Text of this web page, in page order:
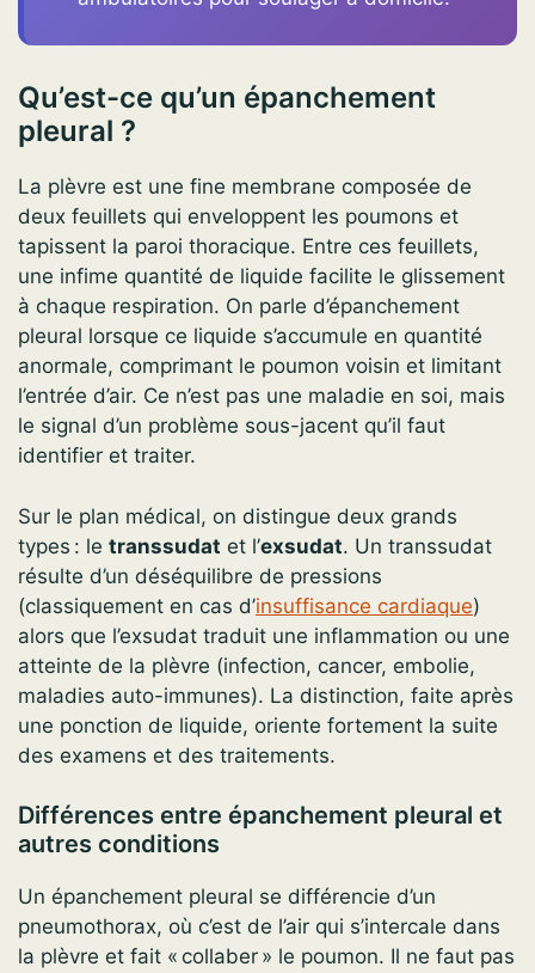
Qu’est-ce qu’un épanchement
pleural ?
La plèvre est une fine membrane composée de
deux feuillets qui enveloppent les poumons et
tapissent la paroi thoracique. Entre ces feuillets,
une infime quantité de liquide facilite le glissement
à chaque respiration. On parle d’épanchement
pleural lorsque ce liquide s’accumule en quantité
anormale, comprimant le poumon voisin et limitant
l’entrée d’air. Ce n’est pas une maladie en soi, mais
le signal d’un problème sous-jacent qu’il faut
identifier et traiter.
Sur le plan médical, on distingue deux grands
types : le transsudat et l’exsudat. Un transsudat
résulte d’un déséquilibre de pressions
(classiquement en cas d’insuffisance cardiaque)
alors que l’exsudat traduit une inflammation ou une
atteinte de la plèvre (infection, cancer, embolie,
maladies auto-immunes). La distinction, faite après
une ponction de liquide, oriente fortement la suite
des examens et des traitements.
Différences entre épanchement pleural et
autres conditions
Un épanchement pleural se différencie d’un
pneumothorax, où c’est de l’air qui s’intercale dans
la plèvre et fait « collaber » le poumon. Il ne faut pas